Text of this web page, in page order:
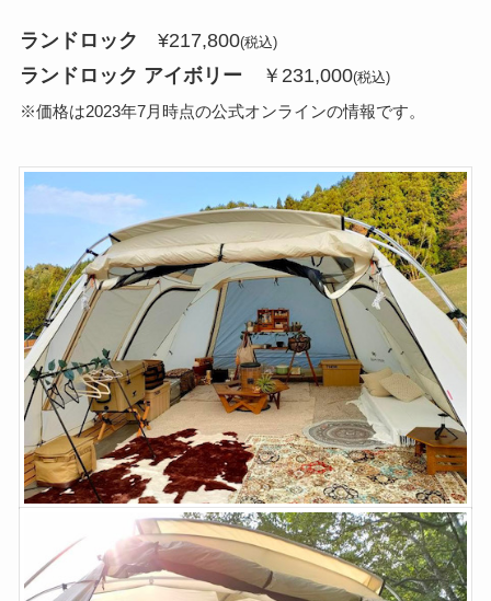
ランドロック ¥217,800(税込)
ランドロック アイボリー ￥231,000(税込)
※価格は2023年7月時点の公式オンラインの情報です。